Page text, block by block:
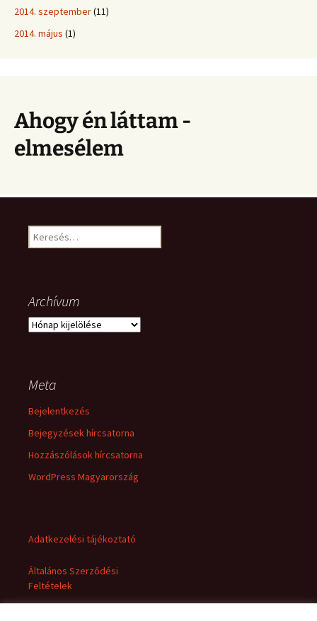
2014. szeptember(11)
2014. május (1)
Ahogy én láttam -
elmesélem
Keresés:
Archívum
Archívum
Meta
Bejelentkezés
Bejegyzések hírcsatorna
Hozzászólások hírcsatorna
WordPress Magyarország
Adatkezelési tájékoztató
Általános Szerződési
Feltételek